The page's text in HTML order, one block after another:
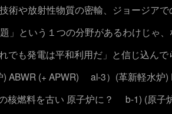
術や放射性物質の密輸、ジョージアで
」という１つの分野があるわけじゃ
でも発電は平和利用だ」と信じ込ん
ABWR (+ APWR)
al-3）(革新軽水炉)
核燃料を古い 原子炉に？
b-1) (原子